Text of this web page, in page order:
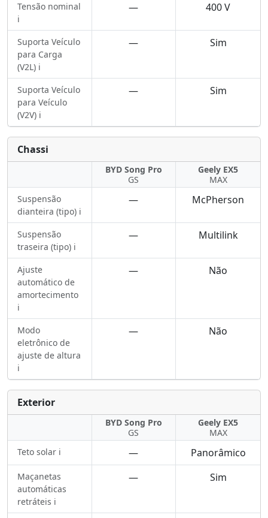
Tensão nominal
ℹ️
— 400 V
Suporta Veículo
para Carga
(V2L) ℹ️
— Sim
Suporta Veículo
para Veículo
(V2V) ℹ️
— Sim
Chassi
BYD Song Pro
GS
Geely EX5
MAX
Suspensão
dianteira (tipo) ℹ️
— McPherson
Suspensão
traseira (tipo) ℹ️
— Multilink
Ajuste
automático de
amortecimento
ℹ️
— Não
Modo
eletrônico de
ajuste de altura
ℹ️
— Não
Exterior
BYD Song Pro
GS
Geely EX5
MAX
Teto solar ℹ️
— Panorâmico
Maçanetas
automáticas
retráteis ℹ️
— Sim